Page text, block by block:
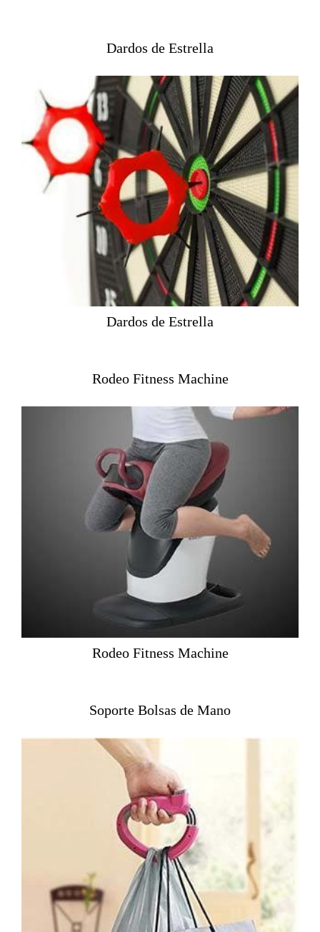
Dardos de Estrella
Dardos de Estrella
Rodeo Fitness Machine
Rodeo Fitness Machine
Soporte Bolsas de Mano